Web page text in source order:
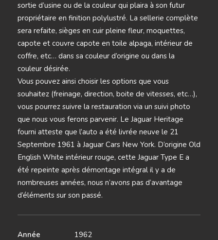
sortie d’usine ou de la couleur qui plaira à son futur
propriétaire en finition polylustré. La sellerie complète
sera refaite, sièges en cuir pleine fleur, moquettes,
capote et couvre capote en toile alpaga, intérieur de
coffre, etc… dans sa couleur d’origine ou dans la
couleur désirée.
Vous pouvez ainsi choisir les options que vous
souhaitez (freinage, direction, boite de vitesses, etc…),
vous pourrez suivre la restauration via un suivi photo
que nous vous ferons parvenir. Le Jaguar Heritage
fourni atteste que l’auto a été livrée neuve le 21
Septembre 1961 à Jaguar Cars New York. D’origine Old
English White intérieur rouge, cette Jaguar Type E a
été repeinte après démontage intégral il y a de
nombreuses années, nous n’avons pas d’avantage
d’éléments sur son passé.
Année
1962